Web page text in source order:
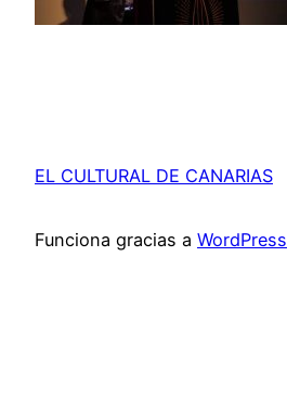
EL CULTURAL DE CANARIAS
Funciona gracias a WordPress